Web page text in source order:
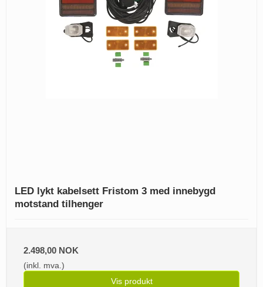
LED lykt kabelsett Fristom 3 med innebygd
motstand tilhenger
2.498,00 NOK
(inkl. mva.)
Vis produkt